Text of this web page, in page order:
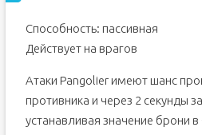
Способность: пассивная
Действует на врагов
Атаки Pangolier имеют шанс
противника и через 2 секунды
устанавливая значение брони в